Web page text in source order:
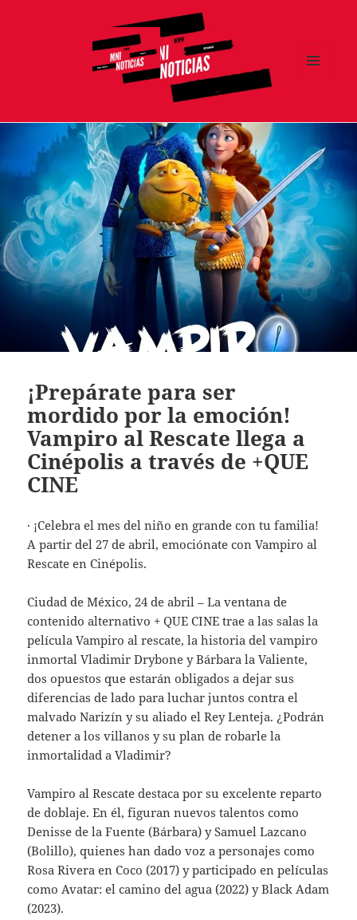
¡Prepárate para ser
mordido por la emoción!
Vampiro al Rescate llega a
Cinépolis a través de +QUE
CINE
· ¡Celebra el mes del niño en grande con tu familia!
A partir del 27 de abril, emociónate con Vampiro al
Rescate en Cinépolis.
Ciudad de México, 24 de abril – La ventana de
contenido alternativo + QUE CINE trae a las salas la
película Vampiro al rescate, la historia del vampiro
inmortal Vladimir Drybone y Bárbara la Valiente,
dos opuestos que estarán obligados a dejar sus
diferencias de lado para luchar juntos contra el
malvado Narizín y su aliado el Rey Lenteja. ¿Podrán
detener a los villanos y su plan de robarle la
inmortalidad a Vladimir?
Vampiro al Rescate destaca por su excelente reparto
de doblaje. En él, figuran nuevos talentos como
Denisse de la Fuente (Bárbara) y Samuel Lazcano
(Bolillo), quienes han dado voz a personajes como
Rosa Rivera en Coco (2017) y participado en películas
como Avatar: el camino del agua (2022) y Black Adam
(2023).